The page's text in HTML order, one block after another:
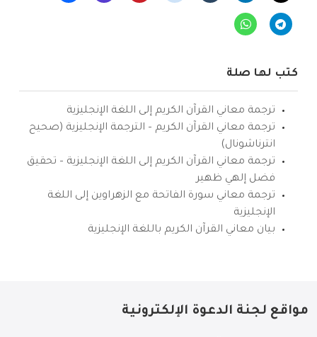
كتب لها صلة
ترجمة معاني القرآن الكريم إلى اللغة الإنجليزية
ترجمة معاني القرآن الكريم – الترجمة الإنجليزية (صحيح
انترناشونال)
ترجمة معاني القرآن الكريم إلى اللغة الإنجليزية – تحقيق
فضل إلهي ظهير
ترجمة معاني سورة الفاتحة مع الزهراوين إلى اللغة
الإنجليزية
بيان معاني القرآن الكريم باللغة الإنجليزية
مواقع لجنة الدعوة الإلكترونية